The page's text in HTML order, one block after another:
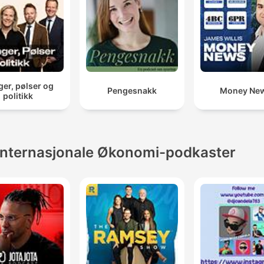
pølser og
politikk
Pengesnakk Money
Økonomi-podkaster